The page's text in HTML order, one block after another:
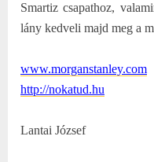
Smartiz csapathoz,
lány kedveli majd meg a
www.morganstanley.com
http://nokatud.hu
Lantai József